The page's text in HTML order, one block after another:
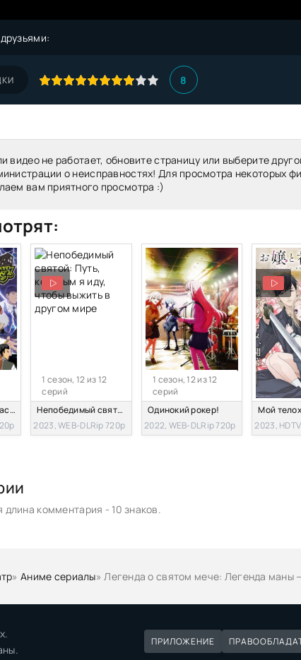
8
видео не работает, обновите страницу или выберите
о неисправностях! Для просмотра некоторых
вам приятного просмотра :)
Университет сумасшедших людей
1 сезон, 12 из 12
серий
Непобедимый святой: Путь, которым я иду, чтобы выжить в другом мире
2023, WEB-DLRip 720p
1 сезон, 12 из 12
серий
Одинокий рокер!
2022, WEB-DLRip 720p
Мой
2023,
комментария - 10 знаков.
»Аниме сериалы» Легенда о святом мече: Легенда маны
ПРИЛОЖЕНИЕ